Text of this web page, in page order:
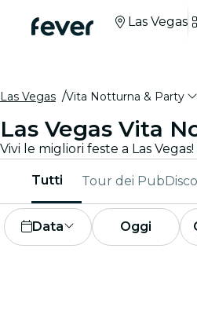
Las Vegas
Las Vegas Vita Notturna & Party
Las Vegas Vita
Tutti Tour dei Pub
Data Oggi